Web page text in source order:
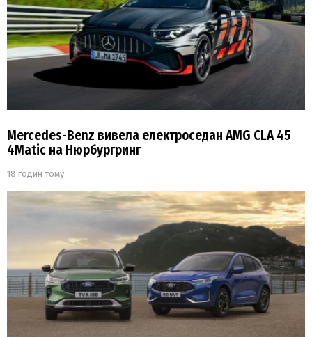
Mercedes-Benz вивела електроседан AMG CLA 45
4Matic на Нюрбургринг
18 годин тому